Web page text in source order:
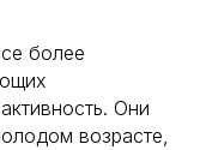
более
Они
возрасте,